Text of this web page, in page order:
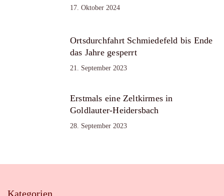
17. Oktober 2024
Ortsdurchfahrt Schmiedefeld bis Ende
das Jahre gesperrt
21. September 2023
Erstmals eine Zeltkirmes in
Goldlauter-Heidersbach
28. September 2023
Kategorien